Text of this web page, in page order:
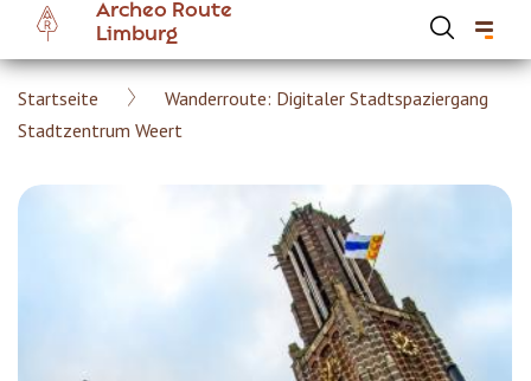
main
content
Archeo Route
Limburg
Breadcrumb
Startseite
Wanderroute: Digitaler Stadtspaziergang
Stadtzentrum Weert